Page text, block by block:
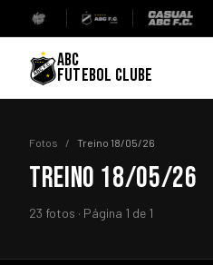
ABC
FUTEBOL CLUBE
Fotos / Treino 18/05/26
TREINO 18/05/26
23 fotos · Página 1 de 1